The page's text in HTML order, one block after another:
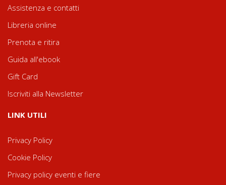
Assistenza e contatti
Libreria online
Prenota e ritira
Guida all'ebook
Gift Card
Iscriviti alla Newsletter
LINK UTILI
Privacy Policy
Cookie Policy
Privacy policy eventi e fiere